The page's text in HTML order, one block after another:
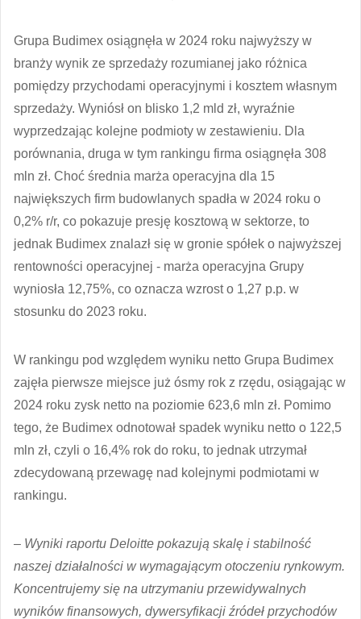
Grupa Budimex osiągnęła w 2024 roku najwyższy w
branży wynik ze sprzedaży rozumianej jako różnica
pomiędzy przychodami operacyjnymi i kosztem własnym
sprzedaży. Wyniósł on blisko 1,2 mld zł, wyraźnie
wyprzedzając kolejne podmioty w zestawieniu. Dla
porównania, druga w tym rankingu firma osiągnęła 308
mln zł. Choć średnia marża operacyjna dla 15
największych firm budowlanych spadła w 2024 roku o
0,2% r/r, co pokazuje presję kosztową w sektorze, to
jednak Budimex znalazł się w gronie spółek o najwyższej
rentowności operacyjnej - marża operacyjna Grupy
wyniosła 12,75%, co oznacza wzrost o 1,27 p.p. w
stosunku do 2023 roku.
W rankingu pod względem wyniku netto Grupa Budimex
zajęła pierwsze miejsce już ósmy rok z rzędu, osiągając w
2024 roku zysk netto na poziomie 623,6 mln zł. Pomimo
tego, że Budimex odnotował spadek wyniku netto o 122,5
mln zł, czyli o 16,4% rok do roku, to jednak utrzymał
zdecydowaną przewagę nad kolejnymi podmiotami w
rankingu.
– Wyniki raportu Deloitte pokazują skalę i stabilność
naszej działalności w wymagającym otoczeniu rynkowym.
Koncentrujemy się na utrzymaniu przewidywalnych
wyników finansowych, dywersyfikacji źródeł przychodów